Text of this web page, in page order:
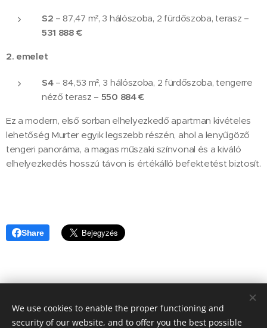
S2 – 87,47 m², 3 hálószoba, 2 fürdőszoba, terasz –
531 888 €
2. emelet
S4– 84,53 m², 3 hálószoba, 2 fürdőszoba, tengerre
néző terasz – 550 884 €
Ez a modern, első sorban elhelyezkedő apartman kivételes
lehetőség Murter egyik legszebb részén, ahol a lenyűgöző
tengeri panoráma, a magas műszaki színvonal és a kiváló
elhelyezkedés hosszú távon is értékálló befektetést biztosít.
Share
© 2020 Aktuális Ingatlanok Ingatlaniroda. 2143 Kistarcsa, Deák
Ferenc utca 50.
We use cookies to enable the proper functioning and
security of our website, and to offer you the best possible